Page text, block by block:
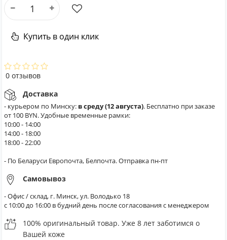
Купить в один клик
0 отзывов
Доставка
- курьером по Минску: в среду (12 августа). Бесплатно при заказе
от 100 BYN. Удобные временные рамки:
10:00 - 14:00
14:00 - 18:00
18:00 - 22:00
- По Беларуси Европочта, Белпочта. Отправка пн-пт
Самовывоз
- Офис / склад, г. Минск, ул. Володько 18
с 10:00 до 16:00 в будний день после согласования с менеджером
100% оригинальный товар. Уже 8 лет заботимся о
Вашей коже